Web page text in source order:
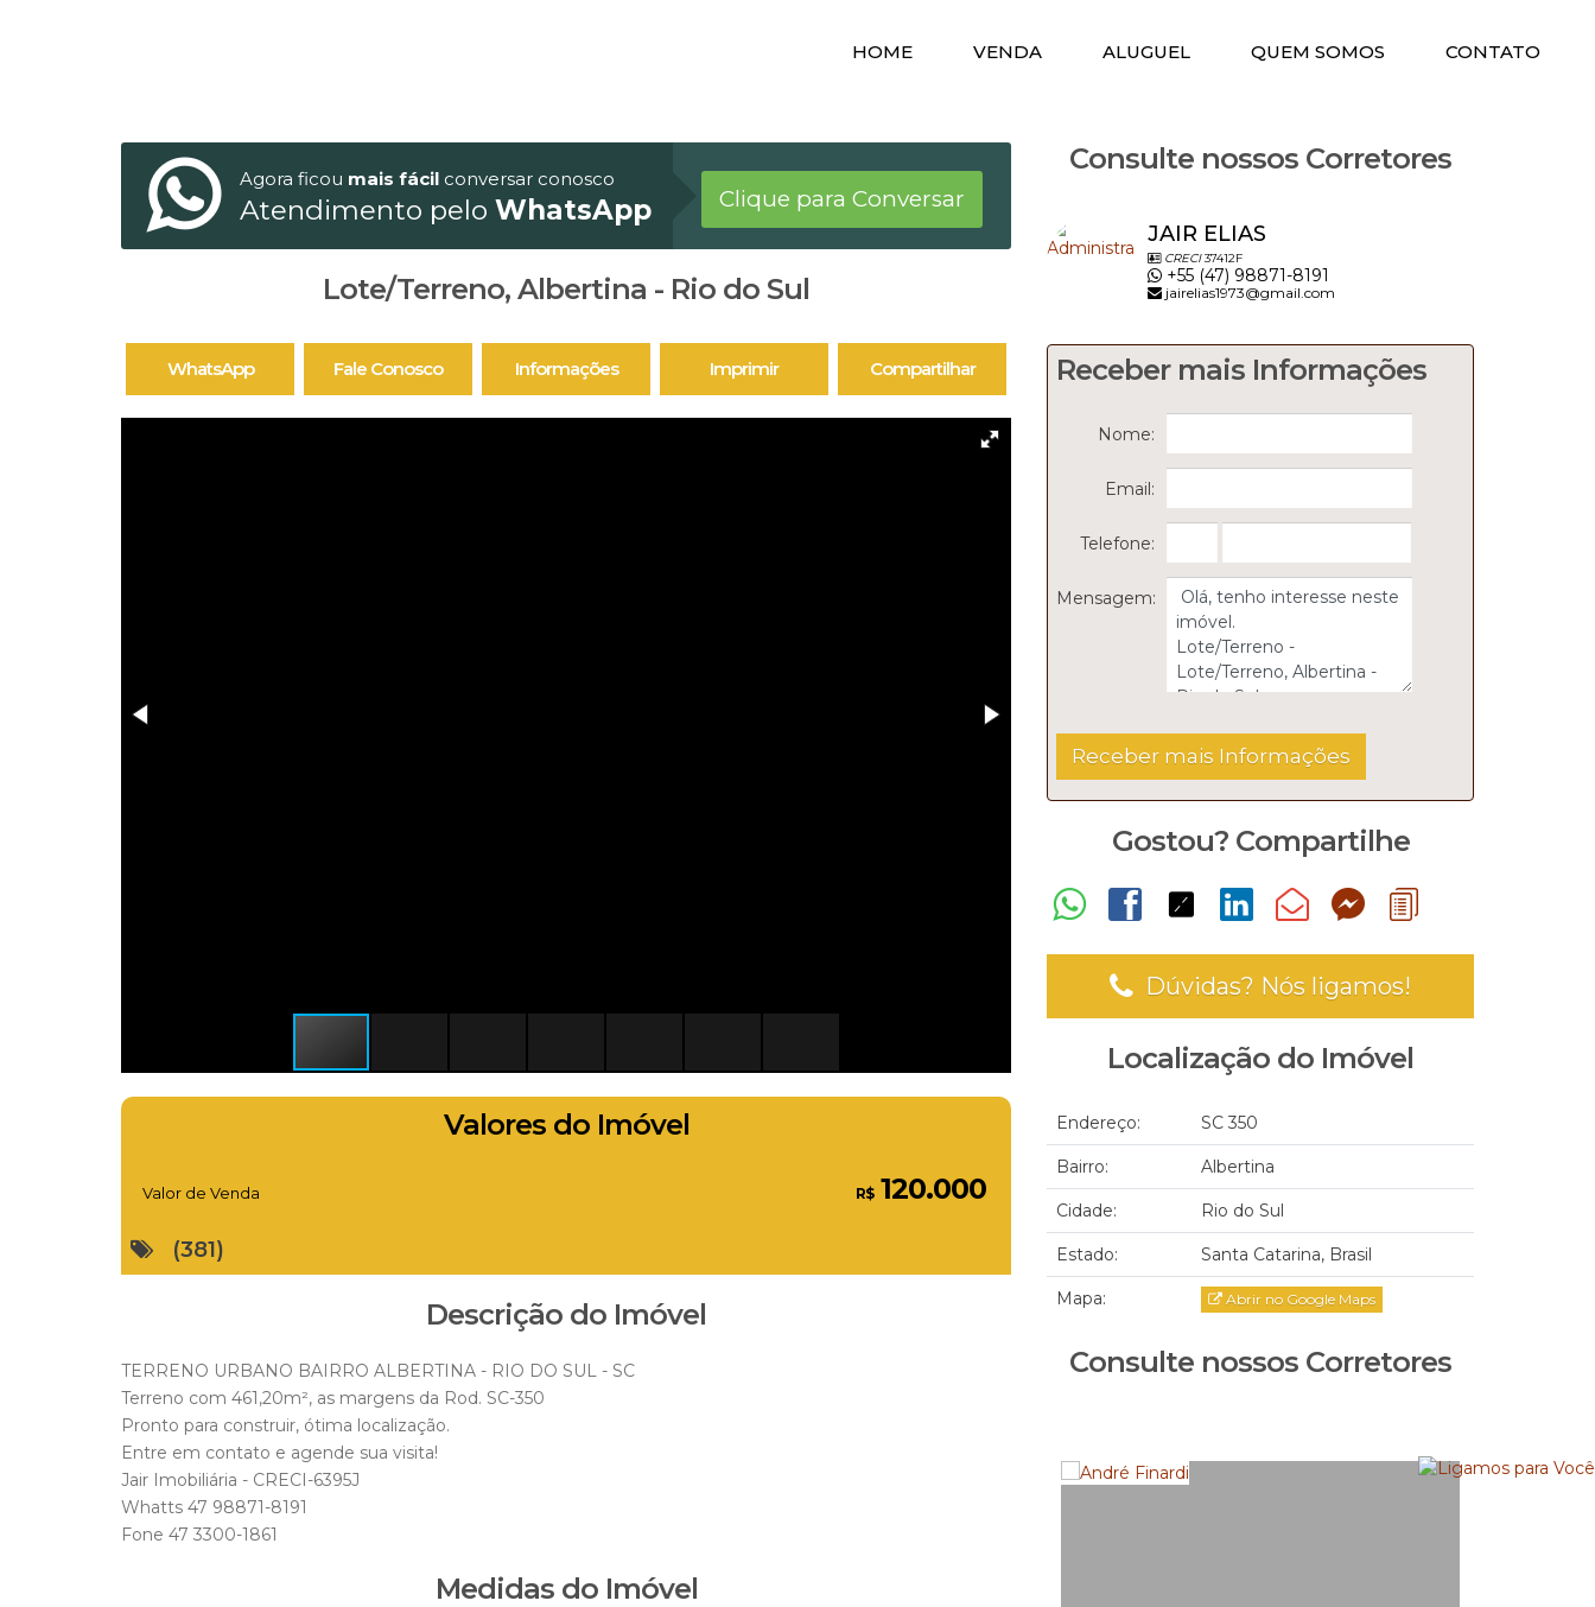
CONTATO
QUEM SOMOS
ALUGUEL
VENDA
HOME
Agora ficou mais fácil conversar conosco
Atendimento pelo WhatsApp Clique para Conversar
Lote/Terreno, Albertina - Rio do Sul
WhatsApp Fale Conosco Informações Imprimir Compartilhar
Valores do Imóvel
R$120.000
Valor de Venda
(381)
Descrição do Imóvel
TERRENO URBANO BAIRRO ALBERTINA - RIO DO SUL - SC
Terreno com 461,20m², as margens da Rod. SC-350
Pronto para construir, ótima localização.
Entre em contato e agende sua visita!
Jair Imobiliária - CRECI-6395J
Whatts 47 98871-8191
Fone 47 3300-1861
Medidas do Imóvel
Consulte nossos Corretores
JAIR ELIAS
CRECI37412F
+55 (47) 98871-8191
jairelias1973@gmail.com
Receber mais Informações
Nome:
Email:
Telefone:
Mensagem:
Gostou? Compartilhe
Dúvidas? Nós ligamos!
Localização do Imóvel
Endereço: SC 350
Bairro: Albertina
Cidade: Rio do Sul
Estado: Santa Catarina, Brasil
Mapa: Abrir no Google Maps
Consulte nossos Corretores